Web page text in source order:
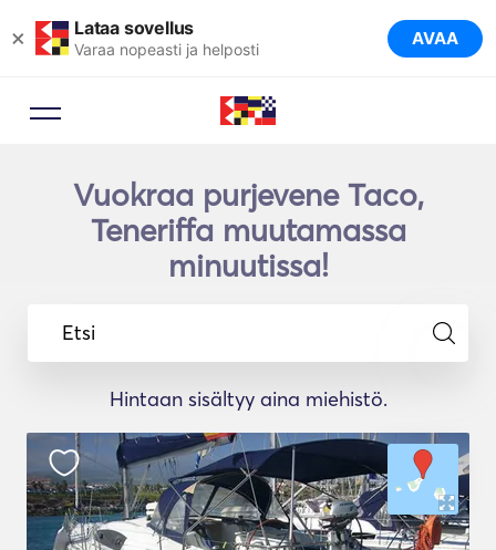
× Lataa sovellus
Varaa nopeasti ja helposti AVAA
Vuokraa purjevene Taco,
Teneriffa muutamassa
minuutissa!
Etsi
Hintaan sisältyy aina miehistö.